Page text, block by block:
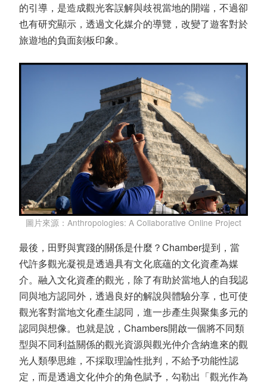
的引導，是造成觀光客誤解與歧視當地的開端，不過卻
也有研究顯示，透過文化媒介的導覽，改變了遊客對於
旅遊地的負面刻板印象。
圖片來源：Anthropologies: A Collaborative Online Project
最後，田野與實踐的關係是什麼？Chamber提到，當
代許多觀光凝視是透過具有文化底蘊的文化資產為媒
介。融入文化資產的觀光，除了有助於當地人的自我認
同與地方認同外，透過良好的解說與體驗分享，也可使
觀光客對當地文化產生認同，進一步產生與聚集多元的
認同與想像。也就是說，Chambers開啟一個將不同類
型與不同利益關係的觀光資源與觀光仲介含納進來的觀
光人類學思維，不採取理論性批判，不給予功能性認
定，而是透過文化仲介的角色賦予，勾勒出「觀光作為